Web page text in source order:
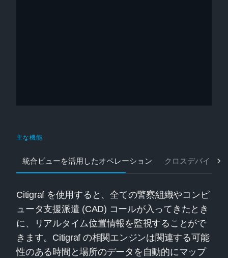
主な機能
統合ビューを活用したオペレーション クロスデバイスの
Citigraf を使用すると、全ての警察組織やコンピ
ュータ支援派遣 (CAD) コールが入ってきたとき
に、リアルタイム位置情報を監視することがで
きます。Citigraf の相関エンジンは関連する可能
性のある時間と場所のデータを自動的にマップ